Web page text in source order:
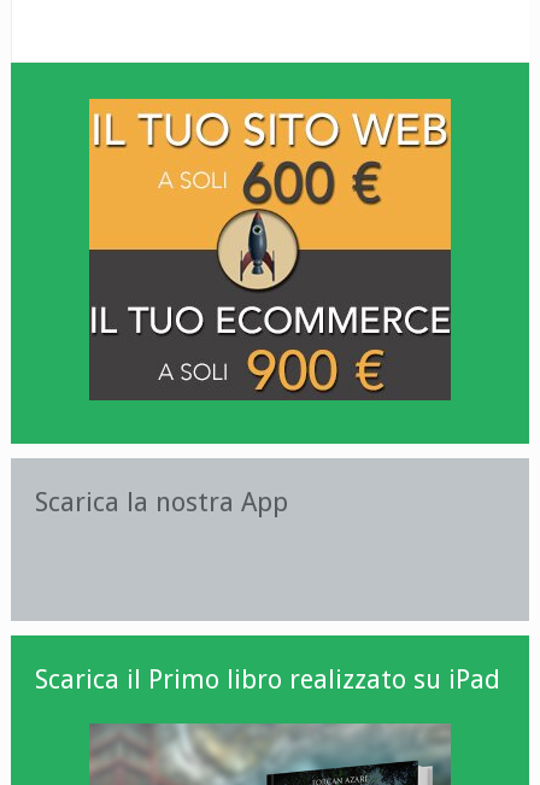
Scarica la nostra App
Scarica il Primo libro realizzato su iPad